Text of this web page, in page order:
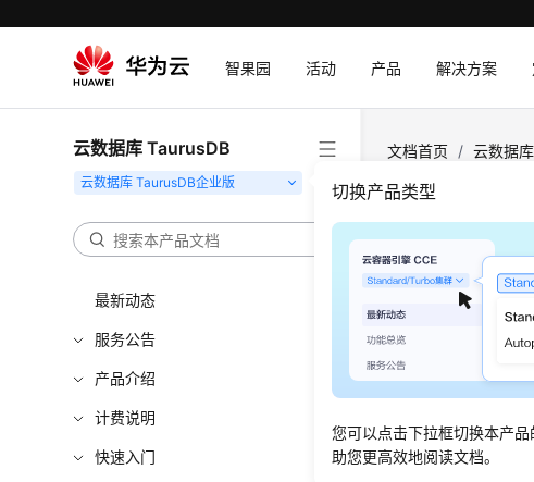
智果园 活动 产品 解决方案
云数据库 TaurusDB
切换产品类型
您可以点击下拉框切换本产
助您更高效地阅读文档。
最新动态
服务公告
产品介绍
计费说明
快速入门
文档首页 / 云数据
手动变
更新时间：
您可以根据业务
进行批量规格变
单独变更规格时